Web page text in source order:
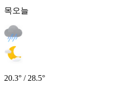
목오늘
20.3° / 28.5°